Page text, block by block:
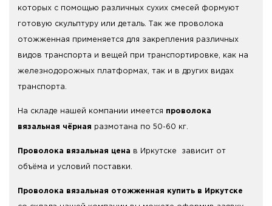
которых с помощью различных сухих смесей формуют
готовую скульптуру или деталь. Так же проволока
отожженная применяется для закрепления различных
видов транспорта и вещей при транспортировке, как на
железнодорожных платформах, так и в других видах
транспорта.
На складе нашей компании имеется проволока
вязальная чёрная размотана по 50-60 кг.
Проволока вязальная цена в Иркутске зависит от
объёма и условий поставки.
Проволока вязальная отожженная купить в Иркутске